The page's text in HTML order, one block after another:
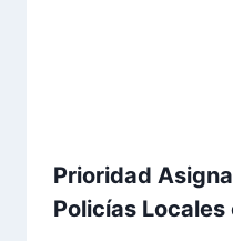
Prioridad
Policías Locales